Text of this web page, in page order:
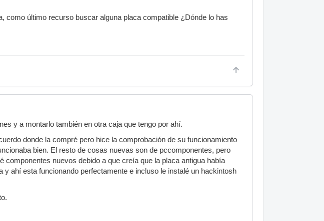
como último recurso buscar alguna placa compatible ¿Dónde lo has
y a montarlo también en otra caja que tengo por ahí.
donde la compré pero hice la comprobación de su funcionamiento
bien. El resto de cosas nuevas son de pccomponentes, pero
nuevos debido a que creía que la placa antigua había
ahí esta funcionando perfectamente e incluso le instalé un hackintosh